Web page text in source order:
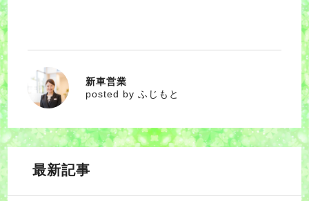
ふじもと
新車営業
posted by ふじもと
最新記事